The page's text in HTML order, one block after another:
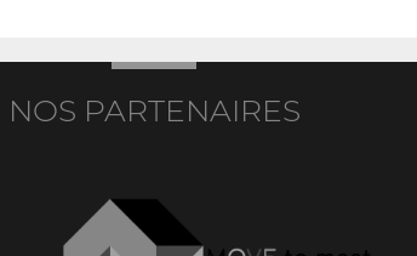
NOS PARTENAIRES